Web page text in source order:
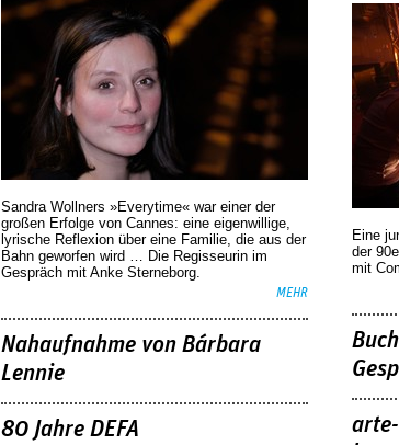
Sandra Wollners »Everytime« war einer der
großen Erfolge von Cannes: eine eigenwillige,
lyrische Reflexion über eine ­Familie, die aus der
Bahn geworfen wird … Die Regisseurin im
Gespräch mit Anke Sterneborg.
MEHR
Nahaufnahme von Bárbara
Lennie
80 Jahre DEFA
Eine
der
mit